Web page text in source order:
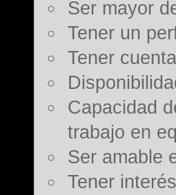
Ser mayor
Tener un
Tener
Capacidad
trabajo en
Ser amable
Tener